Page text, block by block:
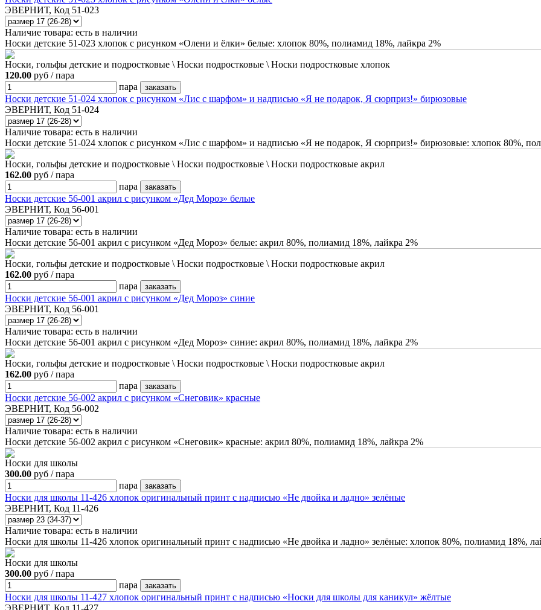
ЭВЕРНИТ, Код 51-023
Наличие товара: есть в наличии
Носки детские 51-023 хлопок с рисунком «Олени и ёлки» белые: хлопок 80%, полиамид 18%, лайкра 2%
Носки, гольфы детские и подростковые \ Носки подростковые \ Носки подростковые хлопок
120.00 руб / пара
пара
Носки детские 51-024 хлопок с рисунком «Лис с шарфом» и надписью «Я не подарок, Я сюрприз!» бирюзовые
ЭВЕРНИТ, Код 51-024
Наличие товара: есть в наличии
Носки детские 51-024 хлопок с рисунком «Лис с шарфом» и надписью «Я не подарок, Я сюрприз!» бирюзовые: хлопок 80%,
Носки, гольфы детские и подростковые \ Носки подростковые \ Носки подростковые акрил
162.00 руб / пара
пара
Носки детские 56-001 акрил с рисунком «Дед Мороз» белые
ЭВЕРНИТ, Код 56-001
Наличие товара: есть в наличии
Носки детские 56-001 акрил с рисунком «Дед Мороз» белые: акрил 80%, полиамид 18%, лайкра 2%
Носки, гольфы детские и подростковые \ Носки подростковые \ Носки подростковые акрил
162.00 руб / пара
пара
Носки детские 56-001 акрил с рисунком «Дед Мороз» синие
ЭВЕРНИТ, Код 56-001
Наличие товара: есть в наличии
Носки детские 56-001 акрил с рисунком «Дед Мороз» синие: акрил 80%, полиамид 18%, лайкра 2%
Носки, гольфы детские и подростковые \ Носки подростковые \ Носки подростковые акрил
162.00 руб / пара
пара
Носки детские 56-002 акрил с рисунком «Снеговик» красные
ЭВЕРНИТ, Код 56-002
Наличие товара: есть в наличии
Носки детские 56-002 акрил с рисунком «Снеговик» красные: акрил 80%, полиамид 18%, лайкра 2%
Носки для школы
300.00 руб / пара
пара
Носки для школы 11-426 хлопок оригинальный принт с надписью «Не двойка и ладно» зелёные
ЭВЕРНИТ, Код 11-426
Наличие товара: есть в наличии
Носки для школы 11-426 хлопок оригинальный принт с надписью «Не двойка и ладно» зелёные: хлопок 80%, полиамид 18%,
Носки для школы
300.00 руб / пара
пара
Носки для школы 11-427 хлопок оригинальный принт с надписью «Носки для школы для каникул» жёлтые
ЭВЕРНИТ, Код 11-427